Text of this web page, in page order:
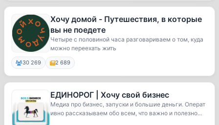
Хочу домой - Путешествия, в которые
вы не поедете
Четыре с половиной часа разговариваем о том, куда
можно переехать жить
30 269 2 689
ЕДИНОРОГ | Хочу свой бизнес
Медиа про бизнес, запуски и большие деньги. Операт
ивно рассказываем обо всем, что важно и полезно...